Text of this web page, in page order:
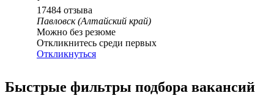
17484 отзыва
Павловск (Алтайский край)
Можно без резюме
Откликнитесь среди первых
Откликнуться
Быстрые фильтры подбора вакансий